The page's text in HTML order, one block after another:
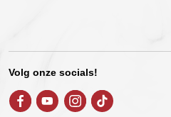
Volg onze socials!